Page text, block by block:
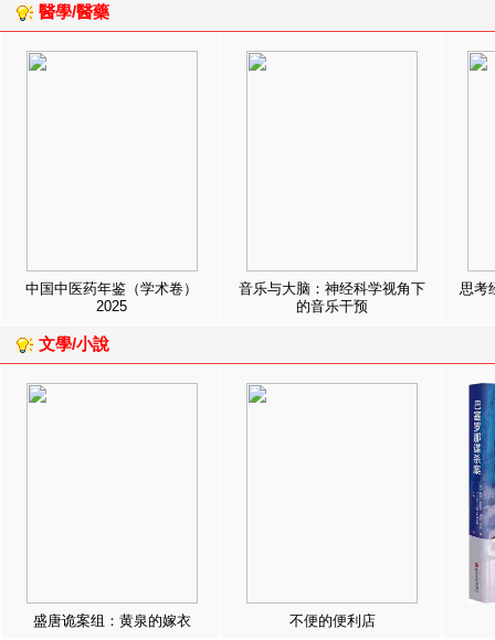
醫學/醫藥
中国中医药年鉴（学术卷）
2025
音乐与大脑：神经科学视角下
的音乐干预
思考
文學/小說
盛唐诡案组：黄泉的嫁衣 不便的便利店